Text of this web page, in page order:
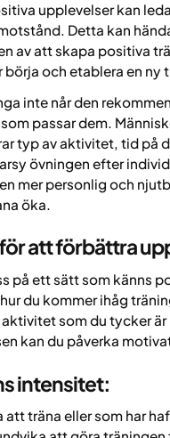
upplevelser kan
Detta kan
av att skapa positiva
börja och etablera en ny
inte når den
passar dem.
typ av aktivitet, tid på
övningen efter
mer personlig och
öka.
att förbättra
på ett sätt som känns
du kommer ihåg
som du tycker
kan du påverka
intensitet:
att träna eller som har